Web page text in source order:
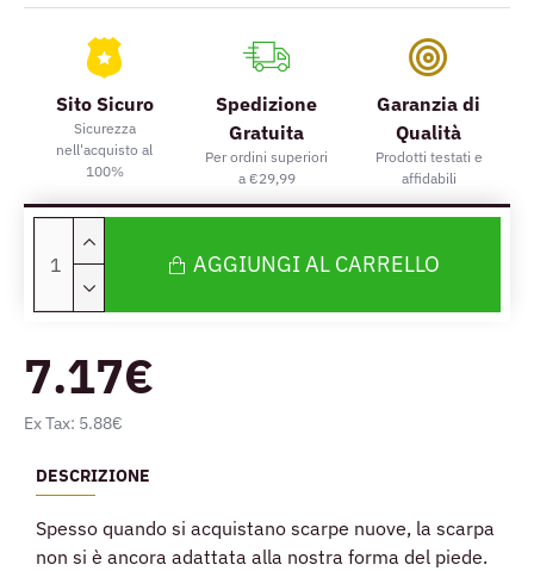
Sito Sicuro
Sicurezza
nell'acquisto al
100%
Spedizione
Gratuita
Per ordini superiori
a €29,99
Garanzia di
Qualità
Prodotti testati e
affidabili
7.17€
Ex Tax: 5.88€
AGGIUNGI AL CARRELLO
DESCRIZIONE
Spesso quando si acquistano scarpe nuove, la scarpa
non si è ancora adattata alla nostra forma del piede.